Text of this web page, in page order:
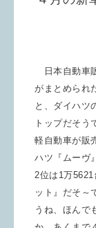
日本自動車
がまとめられ
と、ダイハツ
トップだそう
軽自動車が販
ハツ『ムーヴ
2位は1万
ット』だそ～
うね、ほんで